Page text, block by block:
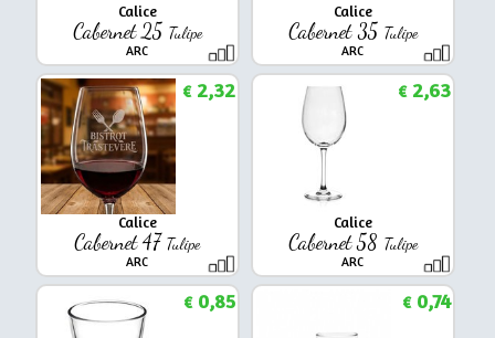
Calice
Cabernet 25 Tulipe
ARC
Calice
Cabernet 35 Tulipe
ARC
Calice
Cabernet 47 Tulipe
ARC
€2,32
Calice
Cabernet 58 Tulipe
ARC
€2,63
€0,85 €0,74